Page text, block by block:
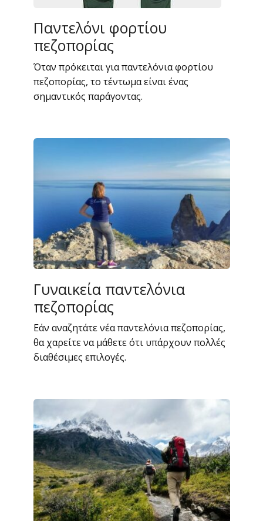
Παντελόνι φορτίου
πεζοπορίας
Όταν πρόκειται για παντελόνια φορτίου
πεζοπορίας, το τέντωμα είναι ένας
σημαντικός παράγοντας.
Γυναικεία παντελόνια
πεζοπορίας
Εάν αναζητάτε νέα παντελόνια πεζοπορίας,
θα χαρείτε να μάθετε ότι υπάρχουν πολλές
διαθέσιμες επιλογές.